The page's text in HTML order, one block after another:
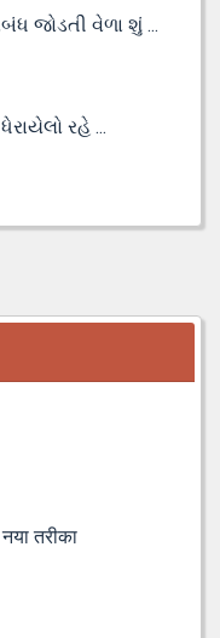
જોડતી વેળા શું ...
રહે ...
तरीका